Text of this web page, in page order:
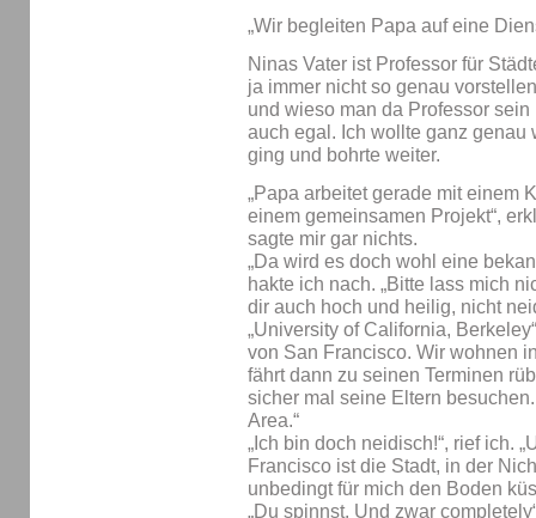
„Wir begleiten Papa auf eine
Ninas Vater ist Professor für
ja immer nicht so genau
und wieso man da Professor
auch egal. Ich wollte ganz
ging und bohrte weiter.
„Papa arbeitet gerade mit einem
einem gemeinsamen Projekt“,
sagte mir gar nichts.
„Da wird es doch wohl eine
hakte ich nach. „Bitte lass mich
dir auch hoch und heilig, nicht
„University of California,
von San Francisco. Wir wohnen
fährt dann zu seinen Terminen
sicher mal seine Eltern
Area.“
„Ich bin doch neidisch!“, rief ich.
Francisco ist die Stadt, in der
unbedingt für mich den Boden
„Du spinnst. Und zwar